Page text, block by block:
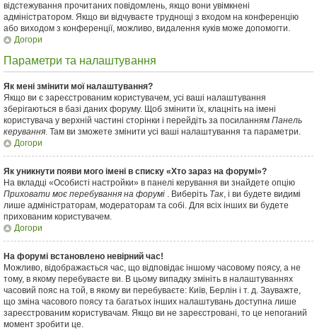
відстежування прочитаних повідомлень, якщо вони увімкнені
адміністратором. Якщо ви відчуваєте труднощі з входом на конференцію
або виходом з конференції, можливо, видалення куків може допомогти.
Догори
Параметри та налаштування
Як мені змінити мої налаштування?
Якщо ви є зареєстрованим користувачем, усі ваші налаштування
зберігаються в базі даних форуму. Щоб змінити їх, клацніть на імені
користувача у верхній частині сторінки і перейдіть за посиланням Панель
керування. Там ви зможете змінити усі ваші налаштування та параметри.
Догори
Як уникнути появи мого імені в списку «Хто зараз на форумі»?
На вкладці «Особисті настройки» в панелі керування ви знайдете опцію
Приховати моє перебування на форумі . Виберіть Так, і ви будете видимі
лише адміністраторам, модераторам та собі. Для всіх інших ви будете
прихованим користувачем.
Догори
На форумі встановлено невірний час!
Можливо, відображається час, що відповідає іншому часовому поясу, а не
тому, в якому перебуваєте ви. В цьому випадку змініть в налаштуваннях
часовий пояс на той, в якому ви перебуваєте: Київ, Берлін і т. д. Зауважте,
що зміна часового поясу та багатьох інших налаштувань доступна лише
зареєстрованим користувачам. Якщо ви не зареєстровані, то це непоганий
момент зробити це.